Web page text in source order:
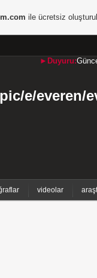
►Duyuru:
videolar
ile ücretsiz